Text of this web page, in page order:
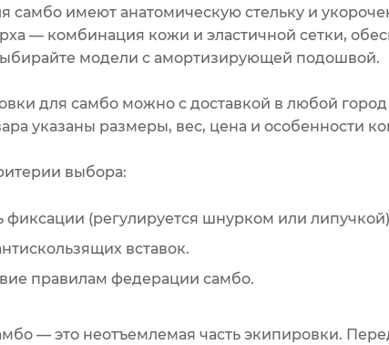
самбо имеют анатомическую стельку и
— комбинация кожи и эластичной сетки,
модели с амортизирующей подошвой.
для самбо можно с доставкой в любой
указаны размеры, вес, цена и особенности
выбора:
фиксации (регулируется шнурком или
вставок.
правилам федерации самбо.
— это неотъемлемая часть экипировки.